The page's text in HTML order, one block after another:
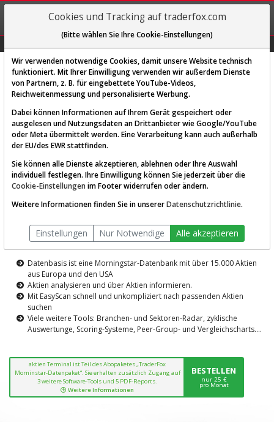
REGIS-
TRIEREN
Diese Funktion ist nur für
AKTIEN-TERMINAL
Die Aktienanalyse-Plattform von
TraderFox
Datenbasis ist eine Morningstar-Datenbank mit über 15.000 Aktien
aus Europa und den USA
Aktien analysieren und über Aktien informieren.
Mit EasyScan schnell und unkompliziert nach passenden Aktien
suchen
Viele weitere Tools: Branchen- und Sektoren-Radar, zyklische
Auswertunge, Scoring-Systeme, Peer-Group- und Vergleichscharts....
aktien Terminal ist Teil des Abopaketes „TraderFox
Morninstar-Datenpaket“. Sie erhalten zusätzlich Zugang auf
3 weitere Software-Tools und 5 PDF-Reports.
Weitere Informationen
BESTELLEN
nur 25 €
pro Monat
Cookies und Tracking auf traderfox.com
(Bitte wählen Sie Ihre Cookie-Einstellungen)
Wir verwenden notwendige Cookies, damit unsere Website technisch
funktioniert. Mit Ihrer Einwilligung verwenden wir außerdem Dienste
von Partnern, z. B. für eingebettete YouTube-Videos,
Reichweitenmessung und personalisierte Werbung.
Dabei können Informationen auf Ihrem Gerät gespeichert oder
ausgelesen und Nutzungsdaten an Drittanbieter wie Google/YouTube
oder Meta übermittelt werden. Eine Verarbeitung kann auch außerhalb
der EU/des EWR stattfinden.
Sie können alle Dienste akzeptieren, ablehnen oder Ihre Auswahl
individuell festlegen. Ihre Einwilligung können Sie jederzeit über die
Cookie-Einstellungen im Footer widerrufen oder ändern.
Weitere Informationen finden Sie in unsererDatenschutzrichtlinie.
Einstellungen Nur Notwendige Alle akzeptieren